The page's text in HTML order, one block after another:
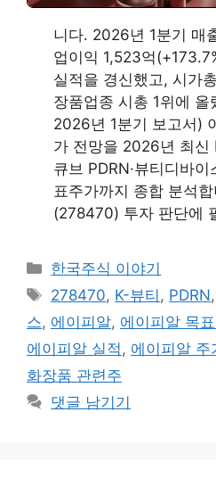
니다. 2026년 1분기 매
업이익 1,523억
실적을 경신했고, 시가
장품업종 시총 1위에
2026년 1분기 보고서)
가 전망을 2026년 최신
큐브 PDRN·뷰티디바
표주가까지 종합 분석
(278470) 투자 판단에
카
테
리
한국주식 이야기
태
그
278470, K-뷰티 , PDRN,
스, 에이피알, 에이피알 목
에이피알 실적, 에이피알 주
화장품 관련주
댓글 남기기